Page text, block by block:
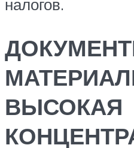
налогов.
ВЫСОКАЯ